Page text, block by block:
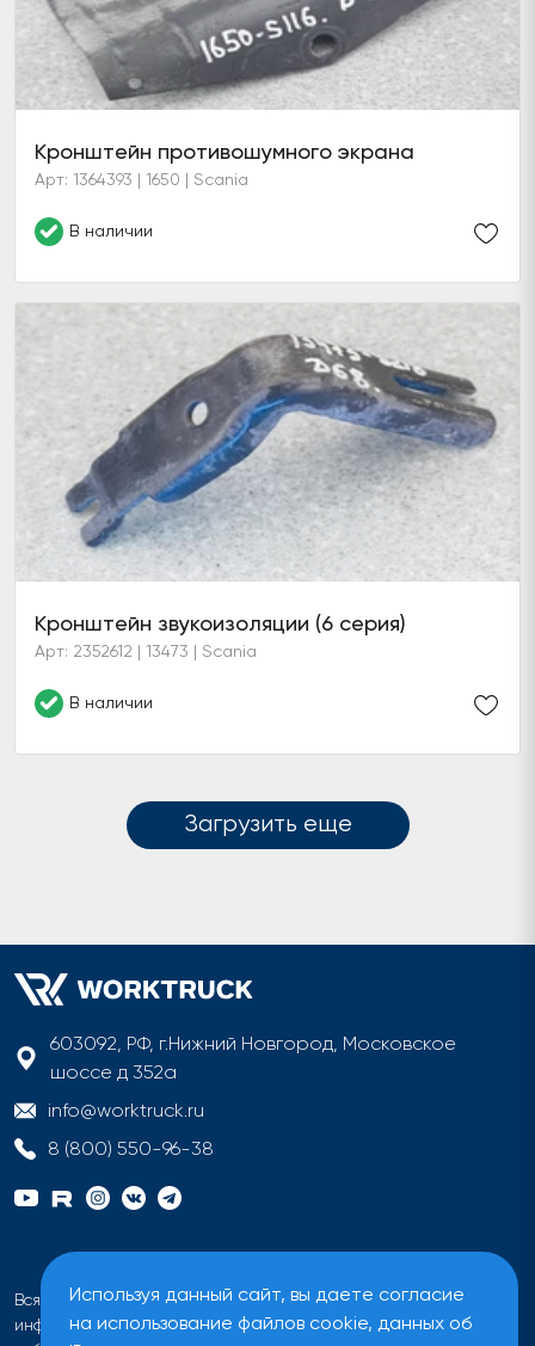
Используя данный сайт, вы даете согласие
на использование файлов cookie, данных об
Кронштейн противошумного экрана
Арт: 1364393 | 1650 | Scania
В наличии
Кронштейн звукоизоляции (6 серия)
Арт: 2352612 | 13473 | Scania
В наличии
Загрузить еще
603092, РФ, г.Нижний Новгород, Московское
шоссе д 352а
info@worktruck.ru
8 (800) 550-96-38
Вся информация на сайте имеет исключительно
информационный характер и не может быть определена как